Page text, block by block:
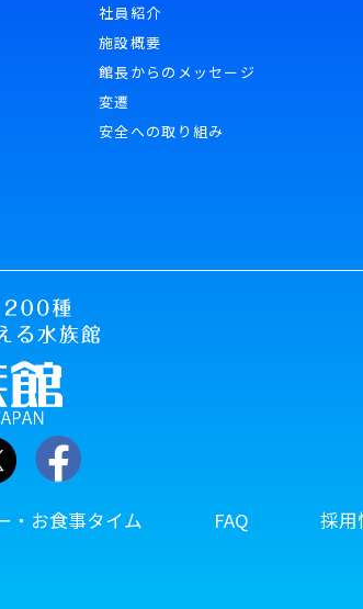
社員紹介
施設概要
館長からのメッセージ
変遷
安全への取り組み
・お食事タイム FAQ 採用